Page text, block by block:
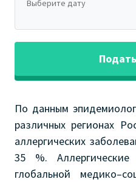
Выберите дату
По данным
различных регионах
аллергических
35 %. Аллергические
глобальной